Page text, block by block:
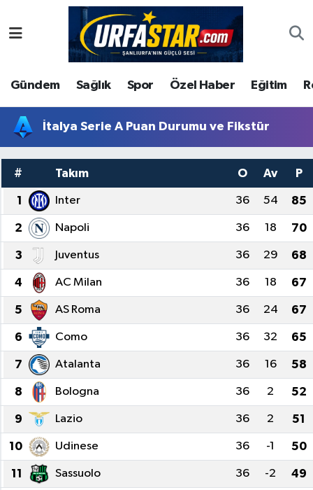
Gündem Sağlık Spor Özel Haber Eğitim
İtalya Serie A Puan Durumu ve Fikstür
# Takım O Av P
1 Inter 36 54 85
2 Napoli 36 18 70
3 Juventus 36 29 68
4 AC Milan 36 18 67
5 AS Roma 36 24 67
6 Como 36 32 65
7 Atalanta 36 16 58
8 Bologna 36 2 52
9 Lazio 36 2 51
10 Udinese 36 -1 50
11 Sassuolo 36 -2 49
ASAYİS
ÇEVRE
DUNYA
Eğitim
Ekonomi
Gündem
Kültür
Magazin
Şanlıurfa Nöbetçi Eczaneler
Şanlıurfa Hava Durumu
Şanlıurfa Namaz Vakitleri
Şanlıurfa Trafik Yoğunluk Haritası
Süper Lig Puan Durumu ve Fikstür
Tüm Manşetler
Son Dakika Haberleri
Haber Arşivi